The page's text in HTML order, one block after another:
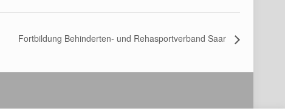
Fortbildung Behinderten- und Rehasportverband Saar